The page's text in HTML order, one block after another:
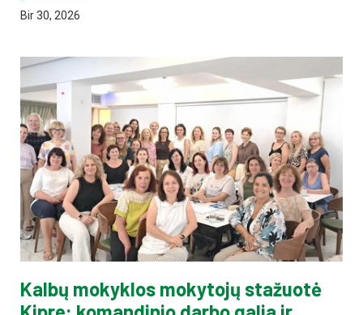
Bir 30, 2026
Kalbų mokyklos mokytojų stažuotė